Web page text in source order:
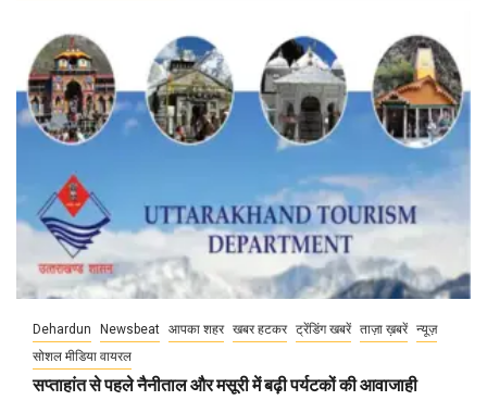
Dehardun Newsbeat आपका शहर खबर हटकर ट्रेंडिंग खबरें ताज़ा ख़बरें न्यूज़
सोशल मीडिया वायरल
सप्ताहांत से पहले नैनीताल और मसूरी में बढ़ी पर्यटकों की आवाजाही